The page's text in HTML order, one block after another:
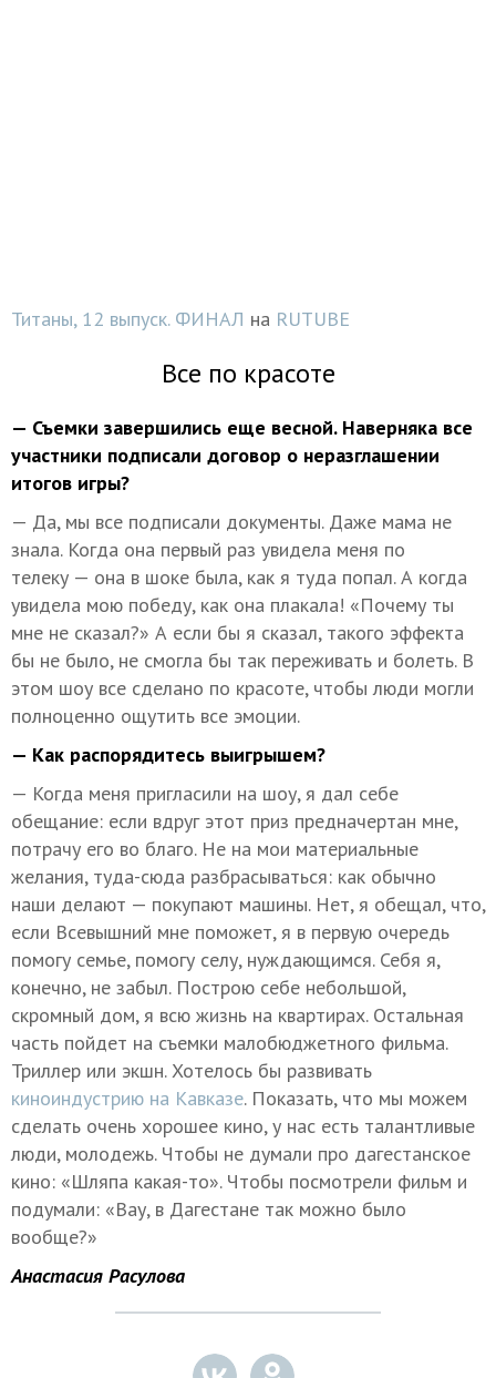
Титаны, 12 выпуск. ФИНАЛ на RUTUBE
Все по красоте
— Съемки завершились еще весной. Наверняка все
участники подписали договор о неразглашении
итогов игры?
— Да, мы все подписали документы. Даже мама не
знала. Когда она первый раз увидела меня по
телеку — она в шоке была, как я туда попал. А когда
увидела мою победу, как она плакала! «Почему ты
мне не сказал?» А если бы я сказал, такого эффекта
бы не было, не смогла бы так переживать и болеть. В
этом шоу все сделано по красоте, чтобы люди могли
полноценно ощутить все эмоции.
— Как распорядитесь выигрышем?
— Когда меня пригласили на шоу, я дал себе
обещание: если вдруг этот приз предначертан мне,
потрачу его во благо. Не на мои материальные
желания, туда-сюда разбрасываться: как обычно
наши делают — покупают машины. Нет, я обещал, что,
если Всевышний мне поможет, я в первую очередь
помогу семье, помогу селу, нуждающимся. Себя я,
конечно, не забыл. Построю себе небольшой,
скромный дом, я всю жизнь на квартирах. Остальная
часть пойдет на съемки малобюджетного фильма.
Триллер или экшн. Хотелось бы развивать
киноиндустрию на Кавказе. Показать, что мы можем
сделать очень хорошее кино, у нас есть талантливые
люди, молодежь. Чтобы не думали про дагестанское
кино: «Шляпа какая-то». Чтобы посмотрели фильм и
подумали: «Вау, в Дагестане так можно было
вообще?»
Анастасия Расулова